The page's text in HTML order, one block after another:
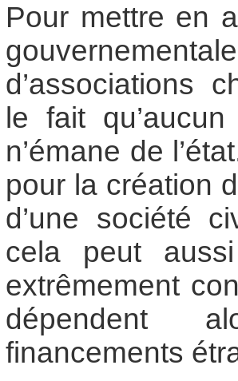
Pour mettre en
d’associations
le fait
n’émane de
pour la création
d’une société
cela peut
extrêmement
dépendent
financements